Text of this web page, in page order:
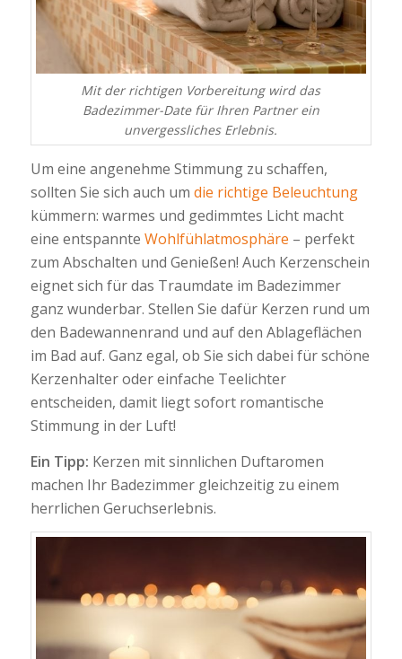
Mit der richtigen Vorbereitung wird das
Badezimmer-Date für Ihren Partner ein
unvergessliches Erlebnis.
Um eine angenehme Stimmung zu schaffen,
sollten Sie sich auch um die richtige Beleuchtung
kümmern: warmes und gedimmtes Licht macht
eine entspannte Wohlfühlatmosphäre – perfekt
zum Abschalten und Genießen! Auch Kerzenschein
eignet sich für das Traumdate im Badezimmer
ganz wunderbar. Stellen Sie dafür Kerzen rund um
den Badewannenrand und auf den Ablageflächen
im Bad auf. Ganz egal, ob Sie sich dabei für schöne
Kerzenhalter oder einfache Teelichter
entscheiden, damit liegt sofort romantische
Stimmung in der Luft!
Ein Tipp: Kerzen mit sinnlichen Duftaromen
machen Ihr Badezimmer gleichzeitig zu einem
herrlichen Geruchserlebnis.